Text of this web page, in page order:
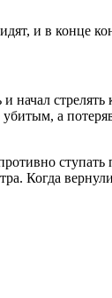
и в конце
начал
убитым, а
Когда